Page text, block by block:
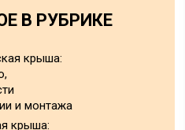
В РУБРИКЕ
крыша: